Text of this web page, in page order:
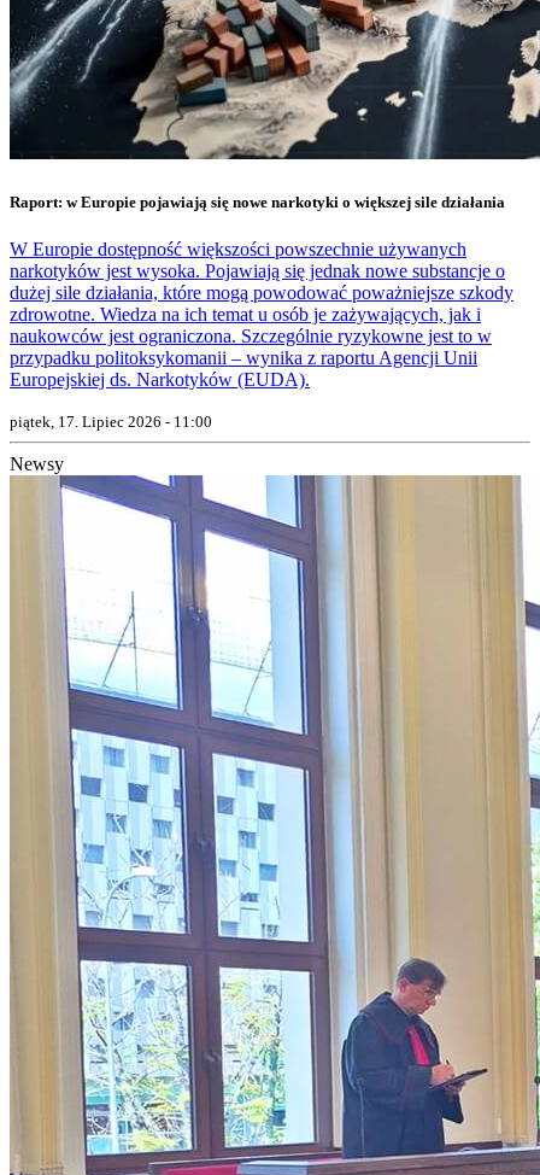
Raport: w Europie pojawiają się nowe narkotyki o większej sile działania
W Europie dostępność większości powszechnie używanych
narkotyków jest wysoka. Pojawiają się jednak nowe substancje o
dużej sile działania, które mogą powodować poważniejsze szkody
zdrowotne. Wiedza na ich temat u osób je zażywających, jak i
naukowców jest ograniczona. Szczególnie ryzykowne jest to w
przypadku politoksykomanii – wynika z raportu Agencji Unii
Europejskiej ds. Narkotyków (EUDA).
piątek, 17. Lipiec 2026 - 11:00
Newsy